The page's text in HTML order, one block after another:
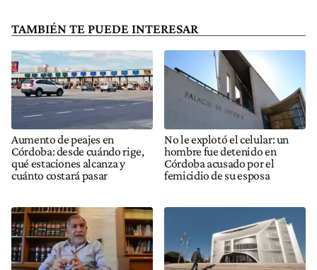
TAMBIÉN TE PUEDE INTERESAR
Aumento de peajes en
Córdoba: desde cuándo rige,
qué estaciones alcanza y
cuánto costará pasar
No le explotó el celular: un
hombre fue detenido en
Córdoba acusado por el
femicidio de su esposa